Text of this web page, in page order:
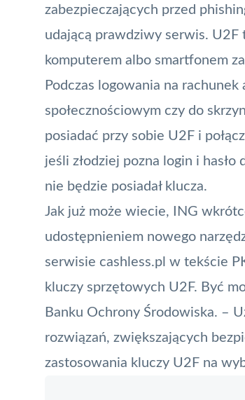
zabezpieczających przed
udającą prawdziwy serwis.
komputerem albo smartfonem
Podczas logowania na
społecznościowym czy do
posiadać przy sobie U2F i
jeśli złodziej pozna login i
nie będzie posiadał klucza.
Jak już może wiecie, ING
udostępnieniem nowego
serwisie cashless.pl w tekście
kluczy sprzętowych U2F. Być
Banku Ochrony Środowiska. –
rozwiązań, zwiększających
zastosowania kluczy U2F na